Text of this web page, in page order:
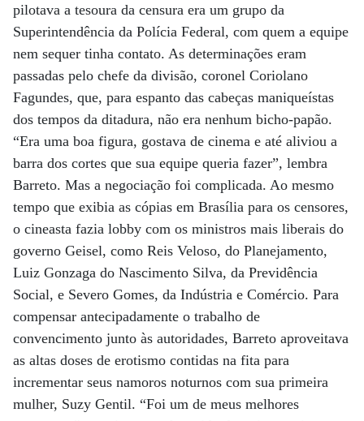
pilotava a tesoura da censura era um grupo da
Superintendência da Polícia Federal, com quem a equipe
nem sequer tinha contato. As determinações eram
passadas pelo chefe da divisão, coronel Coriolano
Fagundes, que, para espanto das cabeças maniqueístas
dos tempos da ditadura, não era nenhum bicho-papão.
“Era uma boa figura, gostava de cinema e até aliviou a
barra dos cortes que sua equipe queria fazer”, lembra
Barreto. Mas a negociação foi complicada. Ao mesmo
tempo que exibia as cópias em Brasília para os censores,
o cineasta fazia lobby com os ministros mais liberais do
governo Geisel, como Reis Veloso, do Planejamento,
Luiz Gonzaga do Nascimento Silva, da Previdência
Social, e Severo Gomes, da Indústria e Comércio. Para
compensar antecipadamente o trabalho de
convencimento junto às autoridades, Barreto aproveitava
as altas doses de erotismo contidas na fita para
incrementar seus namoros noturnos com sua primeira
mulher, Suzy Gentil. “Foi um de meus melhores